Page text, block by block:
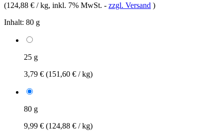
(124,88 € / kg, inkl. 7% MwSt. - zzgl. Versand )
Inhalt: 80 g
25 g
3,79 € (151,60 € / kg)
80 g
9,99 € (124,88 € / kg)